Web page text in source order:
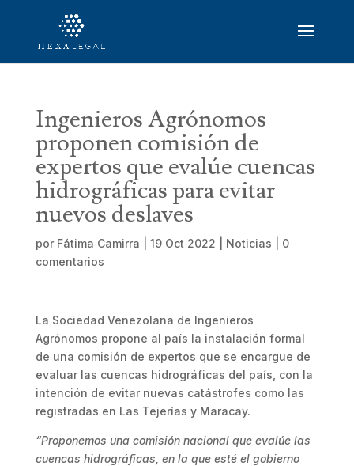
Ingenieros Agrónomos
proponen comisión de
expertos que evalúe cuencas
hidrográficas para evitar
nuevos deslaves
por Fátima Camirra 19 Oct 2022 Noticias
0
comentarios
La Sociedad Venezolana de Ingenieros
Agrónomos propone al país la instalación formal
de una comisión de expertos que se encargue de
evaluar las cuencas hidrográficas del país, con la
intención de evitar nuevas catástrofes como las
registradas en Las Tejerías y Maracay.
“Proponemos una comisión nacional que evalúe las
cuencas hidrográficas, en la que esté el gobierno